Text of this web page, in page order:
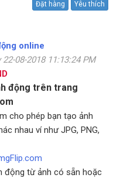
Đặt hàng Yêu thích
online
08-2018 11:13:24 PM
động trên trang
cho phép bạn tạo ảnh
nhau ví như JPG, PNG,
động từ ảnh có sẵn hoặc